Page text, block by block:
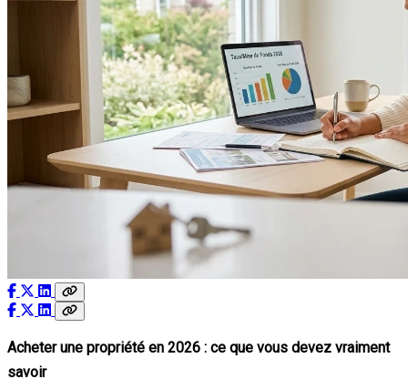
Acheter une propriété en 2026 : ce que vous devez vraiment
savoir